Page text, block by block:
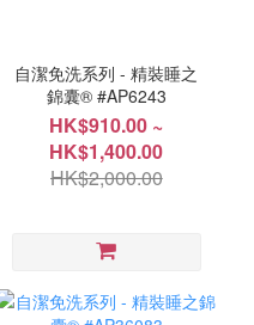
自潔免洗系列 - 精裝睡之
錦囊® #AP6243
HK$910.00 ~
HK$1,400.00
HK$2,000.00